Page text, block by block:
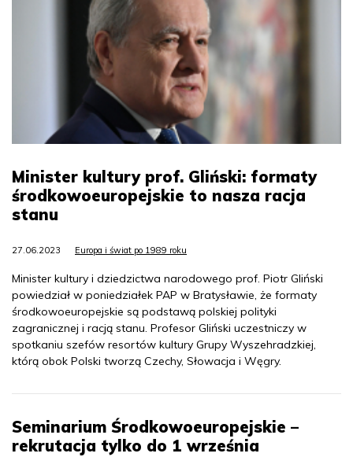
Minister kultury prof. Gliński: formaty
środkowoeuropejskie to nasza racja
stanu
27.06.2023 Europa i świat po 1989 roku
Minister kultury i dziedzictwa narodowego prof. Piotr Gliński
powiedział w poniedziałek PAP w Bratysławie, że formaty
środkowoeuropejskie są podstawą polskiej polityki
zagranicznej i racją stanu. Profesor Gliński uczestniczy w
spotkaniu szefów resortów kultury Grupy Wyszehradzkiej,
którą obok Polski tworzą Czechy, Słowacja i Węgry.
Seminarium Środkowoeuropejskie –
rekrutacja tylko do 1 września